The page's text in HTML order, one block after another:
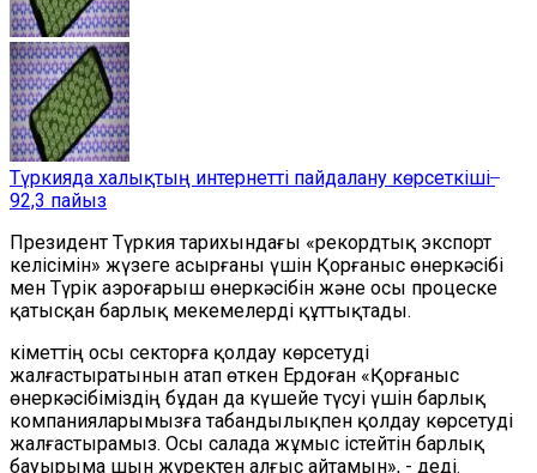
Түркияда халықтың интернетті пайдалану көрсеткіші ̶
92,3 пайыз
Президент Түркия тарихындағы «рекордтық экспорт
келісімін» жүзеге асырғаны үшін Қорғаныс өнеркәсібі
мен Түрік аэроғарыш өнеркәсібін және осы процеске
қатысқан барлық мекемелерді құттықтады.
Үкіметтің осы секторға қолдау көрсетуді
жалғастыратынын атап өткен Ердоған «Қорғаныс
өнеркәсібіміздің бұдан да күшейе түсуі үшін барлық
компанияларымызға табандылықпен қолдау көрсетуді
жалғастырамыз. Осы салада жұмыс істейтін барлық
бауырыма шын жүректен алғыс айтамын», - деді.